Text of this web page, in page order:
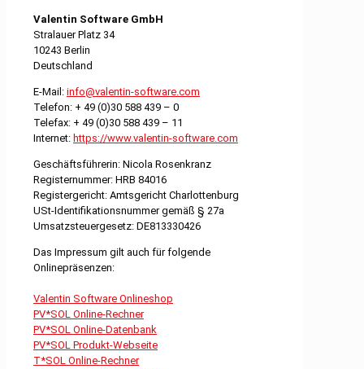
Valentin Software GmbH
Stralauer Platz 34
10243 Berlin
Deutschland
E-Mail: info@valentin-software.com
Telefon: + 49 (0)30 588 439 – 0
Telefax: + 49 (0)30 588 439 – 11
Internet: https://www.valentin-software.com
Geschäftsführerin: Nicola Rosenkranz
Registernummer: HRB 84016
Registergericht: Amtsgericht Charlottenburg
USt-Identifikationsnummer gemäß § 27a
Umsatzsteuergesetz: DE813330426
Das Impressum gilt auch für folgende
Onlinepräsenzen:
Valentin Software Onlineshop
PV*SOL Online-Rechner
PV*SOL Online-Datenbank
PV*SOL Produkt-Webseite
T*SOL Online-Rechner